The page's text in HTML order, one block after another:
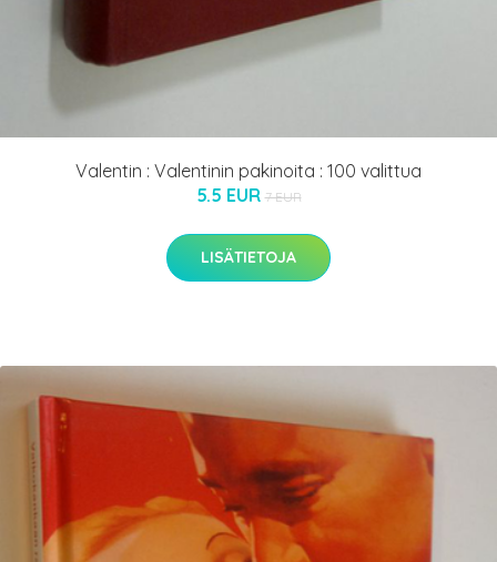
Valentin : Valentinin pakinoita : 100 valittua
5.5 EUR 7 EUR
LISÄTIETOJA